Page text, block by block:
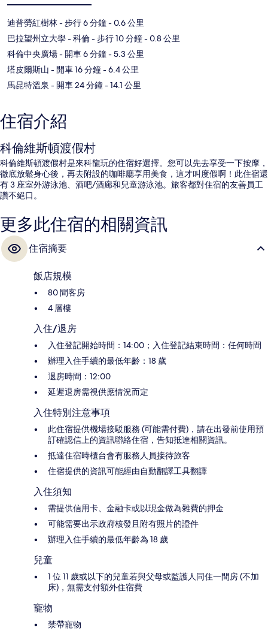
迪普勞紅樹林- 步行 6 分鐘- 0.6 公里
巴拉望州立大學 - 科倫- 步行 10 分鐘- 0.8 公里
科倫中央廣場- 開車 6 分鐘- 5.3 公里
塔皮爾斯山 - 開車 16 分鐘- 6.4 公里
馬昆特溫泉 - 開車 24 分鐘- 14.1 公里
住宿介紹
科倫維斯頓渡假村
科倫維斯頓渡假村是來科龍玩的住宿好選擇。您可以先去享受一下按摩，
徹底放鬆身心後，再去附設的咖啡廳享用美食，這才叫度假啊！此住宿還
有 3 座室外游泳池、酒吧/酒廊和兒童游泳池。旅客都對住宿的友善員工
讚不絕口。
更多此住宿的相關資訊
住宿摘要
飯店規模
80 間客房
4 層樓
入住/退房
入住登記開始時間：14:00；入住登記結束時間：任何時間
辦理入住手續的最低年齡：18 歲
退房時間：12:00
延遲退房需視供應情況而定
入住特別注意事項
此住宿提供機場接駁服務 (可能需付費)，請在出發前使用預
訂確認信上的資訊聯絡住宿，告知抵達相關資訊。
抵達住宿時櫃台會有服務人員接待旅客
住宿提供的資訊可能經由自動翻譯工具翻譯
入住須知
需提供信用卡、金融卡或以現金做為雜費的押金
可能需要出示政府核發且附有照片的證件
辦理入住手續的最低年齡為 18 歲
兒童
1 位 11 歲或以下的兒童若與父母或監護人同住一間房 (不加
床)，無需支付額外住宿費
寵物
禁帶寵物